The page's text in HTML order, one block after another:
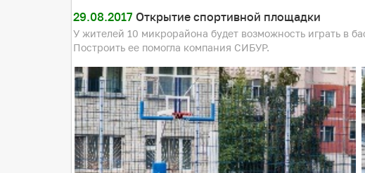
29.08.2017 Открытие спортивной площадки
У жителей 10 микрорайона будет возможность играть в
Построить ее помогла компания СИБУР.